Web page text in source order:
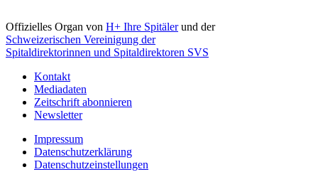
Offizielles Organ von H+ Ihre Spitälerund der
Schweizerischen Vereinigung der
Spitaldirektorinnen und Spitaldirektoren SVS
Kontakt
Mediadaten
Zeitschrift abonnieren
Newsletter
Impressum
Datenschutzerklärung
Datenschutzeinstellungen